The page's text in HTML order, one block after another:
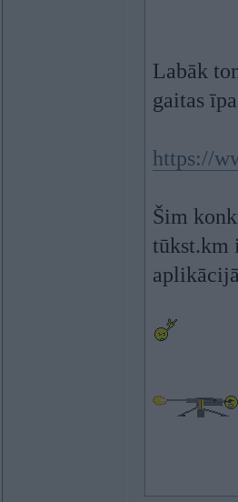
Labāk
gaitas
https://
Šim
tūkst.km